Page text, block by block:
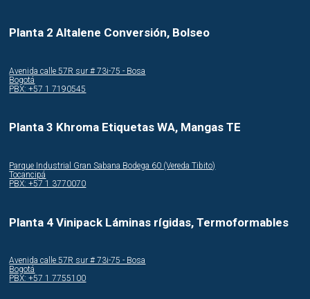
Planta 2 Altalene Conversión, Bolseo
Avenida calle 57R sur # 73i-75 - Bosa
Bogotá
PBX: +57 1 7190545
Planta 3 Khroma Etiquetas WA, Mangas TE
Parque Industrial Gran Sabana Bodega 60 (Vereda Tibito)
Tocancipá
PBX: +57 1 3770070
Planta 4 Vinipack Láminas rígidas, Termoformables
Avenida calle 57R sur # 73i-75 - Bosa
Bogotá
PBX: +57 1 7755100